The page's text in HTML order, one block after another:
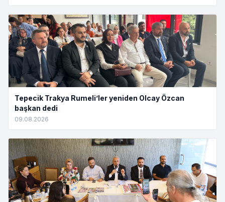
Tepecik Trakya Rumeli’ler yeniden Olcay Özcan
başkan dedi
09.08.2026